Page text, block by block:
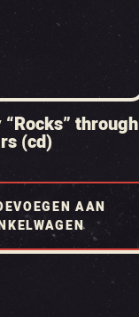
through
(cd)
AAN